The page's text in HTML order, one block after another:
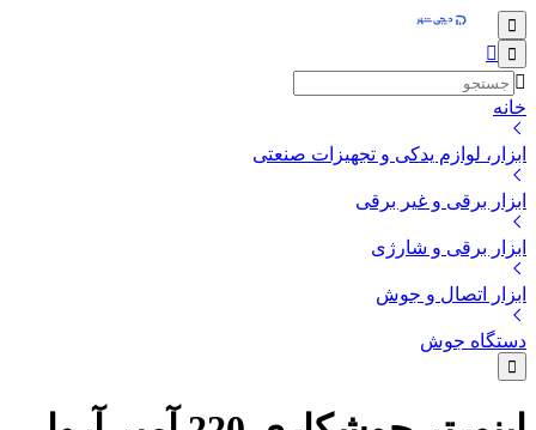
خانه
ابزار، لوازم یدکی و تجهیزات صنعتی
ابزار برقی و غیر برقی
ابزار برقی و شارژی
ابزار اتصال و جوش
دستگاه جوش